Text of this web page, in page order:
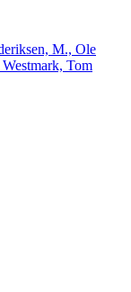
M., Ole
Tom